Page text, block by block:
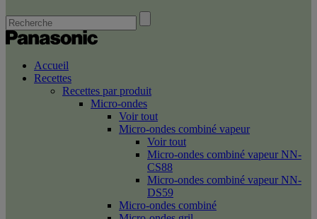
Accueil
Recettes
Recettes par produit
Micro-ondes
Voir tout
Micro-ondes combiné vapeur
Voir tout
Micro-ondes combiné vapeur NN-
CS88
Micro-ondes combiné vapeur NN-
DS59
Micro-ondes combiné